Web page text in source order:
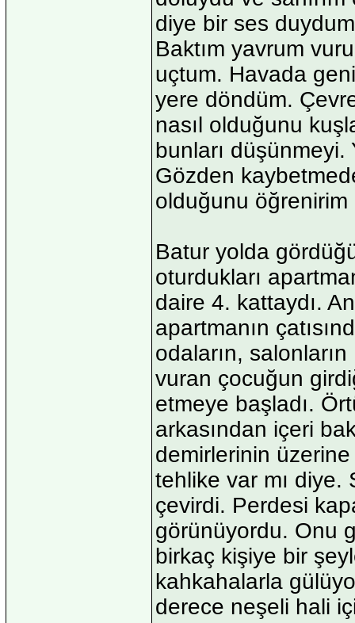
diye bir ses
Baktım yavrum
uçtum. Havada
yere döndüm.
nasıl olduğunu
bunları
Gözden
olduğunu öğrenirim
Batur yolda
oturdukları
daire 4. kattaydı.
apartmanın
odaların,
vuran çocuğun
etmeye başladı.
arkasından içeri
demirlerinin üzerine
tehlike var mı diye.
çevirdi. Perdesi
görünüyordu. Onu
birkaç kişiye bir
kahkahalarla
derece neşeli hali